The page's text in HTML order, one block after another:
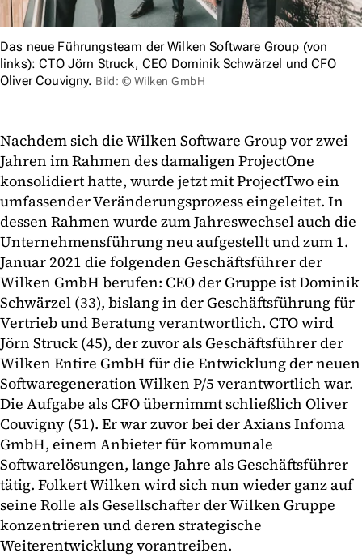
Das neue Führungsteam der Wilken Software Group (von
links): CTO Jörn Struck, CEO Dominik Schwärzel und CFO
Oliver Couvigny. Bild: © Wilken GmbH
Nachdem sich die Wilken Software Group vor zwei
Jahren im Rahmen des damaligen ProjectOne
konsolidiert hatte, wurde jetzt mit ProjectTwo ein
umfassender Veränderungsprozess eingeleitet. In
dessen Rahmen wurde zum Jahreswechsel auch die
Unternehmensführung neu aufgestellt und zum 1.
Januar 2021 die folgenden Geschäftsführer der
Wilken GmbH berufen: CEO der Gruppe ist Dominik
Schwärzel (33), bislang in der Geschäftsführung für
Vertrieb und Beratung verantwortlich. CTO wird
Jörn Struck (45), der zuvor als Geschäftsführer der
Wilken Entire GmbH für die Entwicklung der neuen
Softwaregeneration Wilken P/5 verantwortlich war.
Die Aufgabe als CFO übernimmt schließlich Oliver
Couvigny (51). Er war zuvor bei der Axians Infoma
GmbH, einem Anbieter für kommunale
Softwarelösungen, lange Jahre als Geschäftsführer
tätig. Folkert Wilken wird sich nun wieder ganz auf
seine Rolle als Gesellschafter der Wilken Gruppe
konzentrieren und deren strategische
Weiterentwicklung vorantreiben.